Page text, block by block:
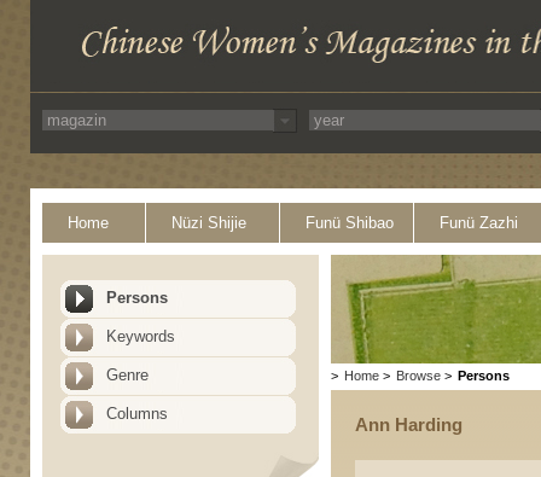
Home Nüzi Shijie Funü Shibao Funü Zazhi
Persons
Keywords
Genre
Columns
> Home > Browse > Persons
Ann Harding